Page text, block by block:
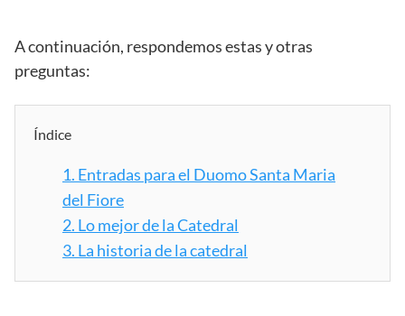
A continuación, respondemos estas y otras
preguntas:
Índice
1. Entradas para el Duomo Santa Maria
del Fiore
2. Lo mejor de la Catedral
3. La historia de la catedral